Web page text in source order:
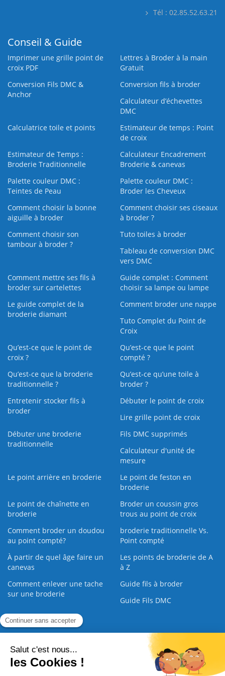
Tél : 02.85.52.63.21
Conseil & Guide
Imprimer une grille point de
croix PDF
Lettres à Broder à la main
Gratuit
Conversion Fils DMC &
Anchor
Conversion fils à broder
Calculateur d’échevettes
DMC
Calculatrice toile et points
Estimateur de temps : Point
de croix
Estimateur de Temps :
Broderie Traditionnelle
Calculateur Encadrement
Broderie & canevas
Palette couleur DMC :
Teintes de Peau
Palette couleur DMC :
Broder les Cheveux
Comment choisir la bonne
aiguille à broder
Comment choisir ses ciseaux
à broder ?
Comment choisir son
tambour à broder ?
Tuto toiles à broder
Tableau de conversion DMC
vers DMC
Comment mettre ses fils à
broder sur cartelettes
Guide complet : Comment
choisir sa lampe ou lampe
Le guide complet de la
broderie diamant
Comment broder une nappe
Tuto Complet du Point de
Croix
Qu’est-ce que le point de
croix ?
Qu’est-ce que le point
compté ?
Qu’est-ce que la broderie
traditionnelle ?
Qu’est‑ce qu’une toile à
broder ?
Entretenir stocker fils à
broder
Débuter le point de croix
Lire grille point de croix
Débuter une broderie
traditionnelle
Fils DMC supprimés
Calculateur d'unité de
mesure
Le point arrière en broderie
Le point de feston en
broderie
Le point de chaînette en
broderie
Broder un coussin gros
trous au point de croix
Comment broder un doudou
au point compté?
broderie traditionnelle Vs.
Point compté
À partir de quel âge faire un
canevas
Les points de broderie de A
à Z
Comment enlever une tache
sur une broderie
Guide fils à broder
Guide Fils DMC
Guide de la Broderie
Nous contacter |